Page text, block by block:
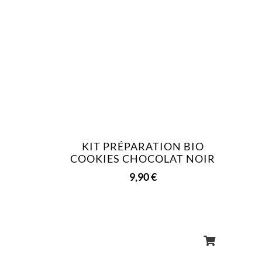
KIT PRÉPARATION BIO
COOKIES CHOCOLAT NOIR
9,90€